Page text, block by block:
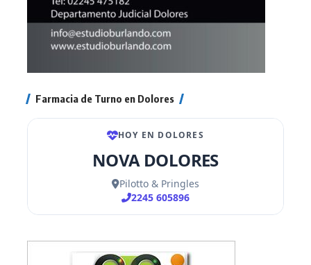
Farmacia de Turno en Dolores